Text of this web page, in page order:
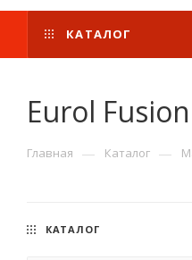
КАТАЛОГ
Eurol
Главная — Каталог —
КАТАЛОГ